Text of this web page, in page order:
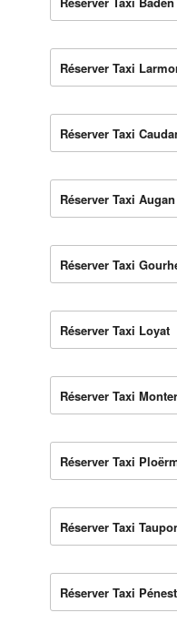
Réserver Taxi
Réserver Taxi
Réserver Taxi Augan
Réserver Taxi
Réserver Taxi Loyat
Réserver Taxi
Réserver Taxi
Réserver Taxi
Réserver Taxi